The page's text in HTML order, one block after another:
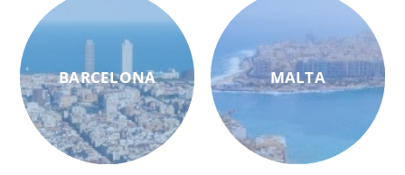
BARCELONA MALTA